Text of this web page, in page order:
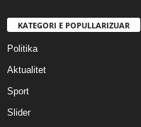
KATEGORI E POPULLARIZUAR
Politika
Aktualitet
Sport
Slider